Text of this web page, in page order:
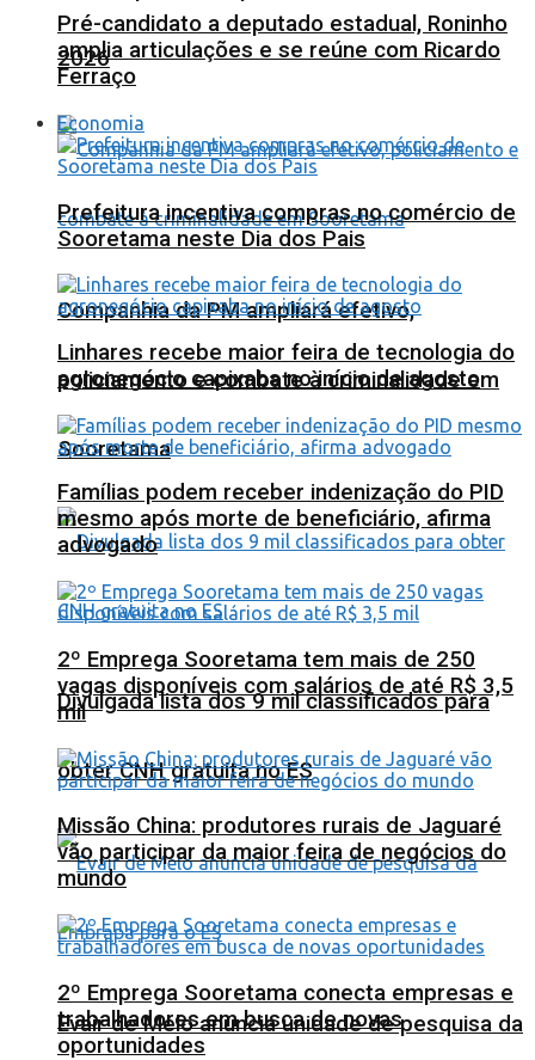
2026
Companhia da PM ampliará efetivo,
policiamento e combate à criminalidade em
Sooretama
Divulgada lista dos 9 mil classificados para
obter CNH gratuita no ES
Evair de Melo anuncia unidade de pesquisa da
Pré-candidato a deputado estadual, Roninho
amplia articulações e se reúne com Ricardo
Ferraço
Economia
Prefeitura incentiva compras no comércio de
Sooretama neste Dia dos Pais
Linhares recebe maior feira de tecnologia do
agronegócio capixaba no início de agosto
Famílias podem receber indenização do PID
mesmo após morte de beneficiário, afirma
advogado
2º Emprega Sooretama tem mais de 250
vagas disponíveis com salários de até R$ 3,5
mil
Missão China: produtores rurais de Jaguaré
vão participar da maior feira de negócios do
mundo
2º Emprega Sooretama conecta empresas e
trabalhadores em busca de novas
oportunidades